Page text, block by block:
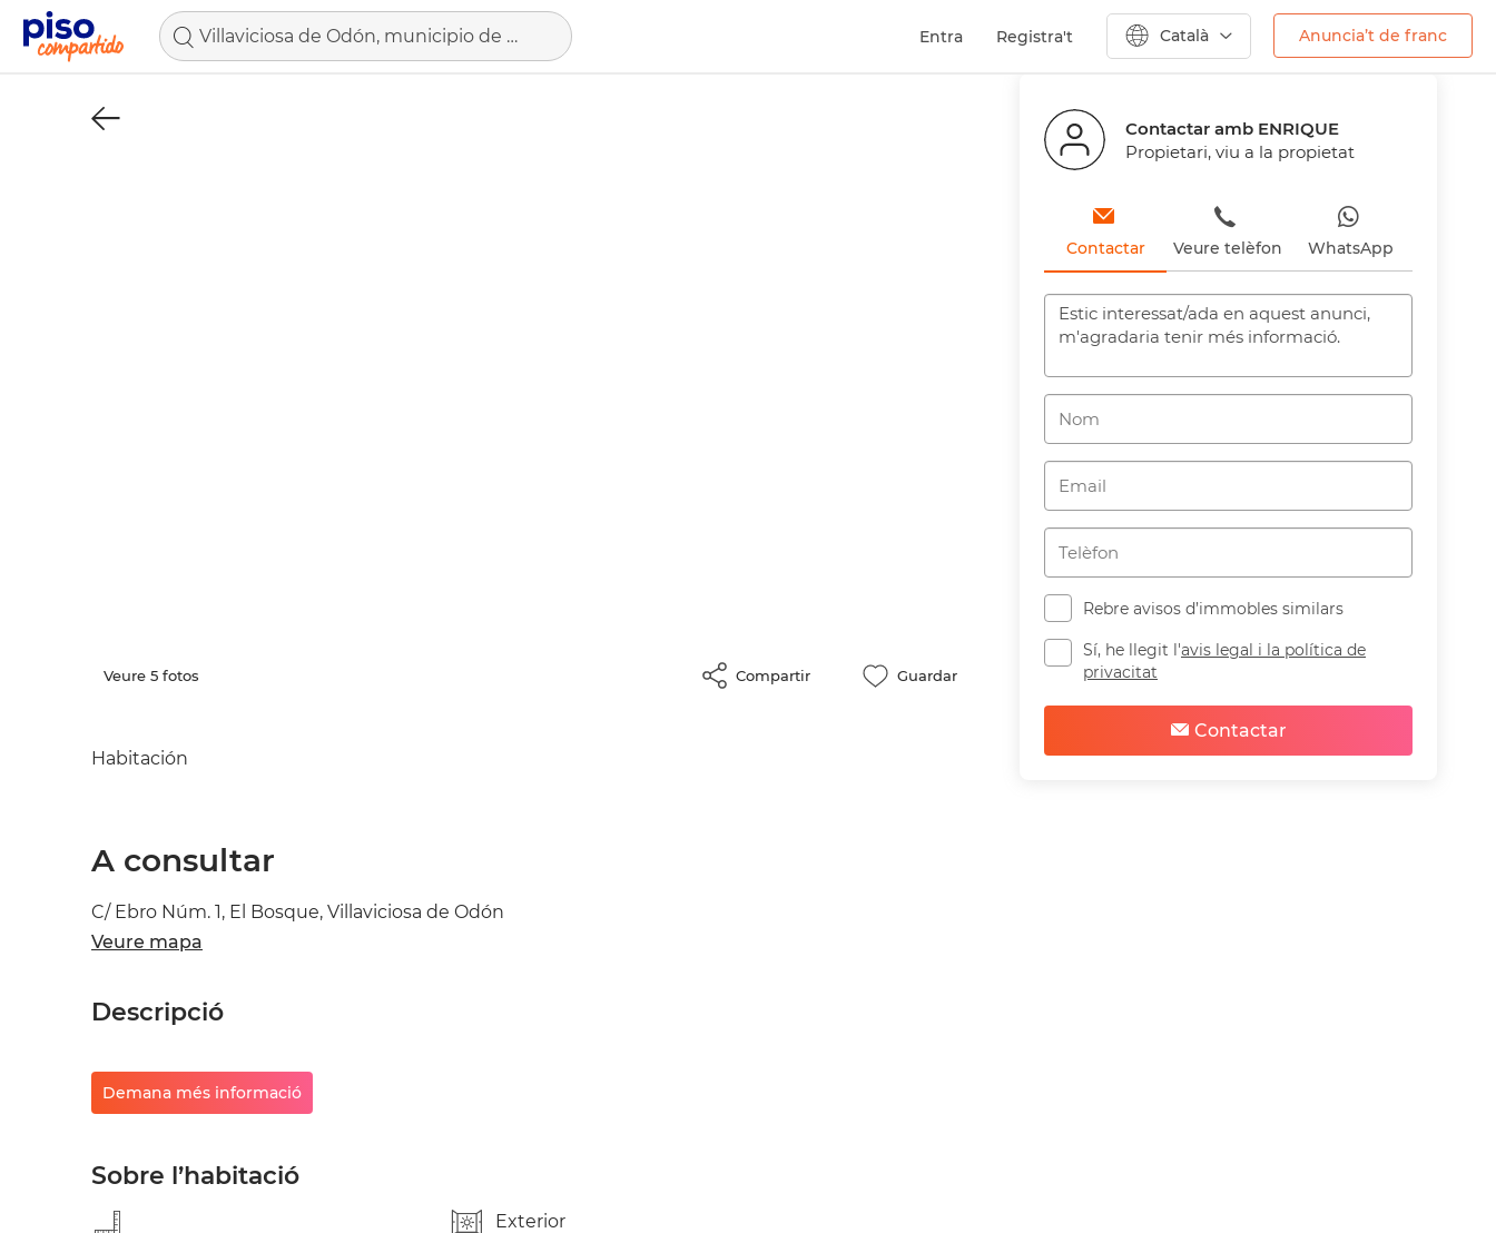
Villaviciosa de Odón, municipio de Madrid Entra Registra't Català Anuncia’t de franc
Anterior
Veure 5 fotos Compartir Guardar
Habitación
A consultar
C/ Ebro Núm. 1, El Bosque, Villaviciosa de Odón
Veure mapa
Descripció
Demana més informació
Sobre l’habitació
Exterior
Contactar amb ENRIQUE
Propietari, viu a la propietat
Contactar Veure telèfon WhatsApp
Rebre avisos d’immobles similars
Sí, he llegit l'avis legal i la política de
privacitat
Contactar